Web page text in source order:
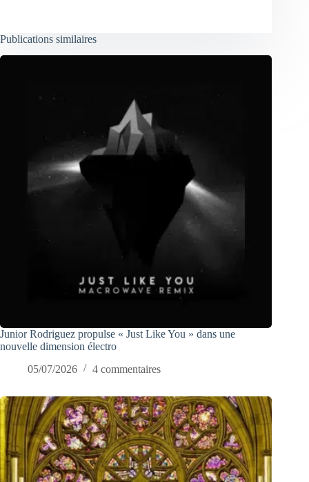
Publications similaires
Junior Rodriguez propulse « Just Like You » dans une
nouvelle dimension électro
05/07/2026
4 commentaires